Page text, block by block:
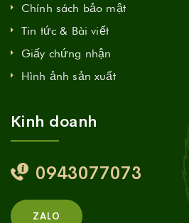
Chính sách bảo mật
Tin tức & Bài viết
Giấy chứng nhận
Hình ảnh sản xuất
Kinh doanh
0943077073
ZALO